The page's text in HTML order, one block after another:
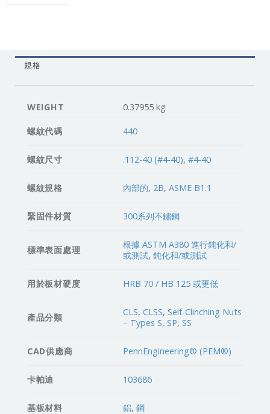
規格
WEIGHT 0.37955 kg
螺紋代碼 440
螺紋尺寸 .112-40 (#4-40),#4-40
螺紋規格 內部的, 2B,ASME B1.1
緊固件材質 300系列不鏽鋼
標準表面處理
根據 ASTM A380 進行鈍化和/
或測試,鈍化和/或測試
用於板材硬度 HRB 70 / HB 125 或更低
產品分類 CLS,CLSS,Self-Clinching Nuts
– Types S,SP,SS
CAD供應商 PennEngineering® (PEM®)
卡帕迪 103686
基板材料 鋁,鋼